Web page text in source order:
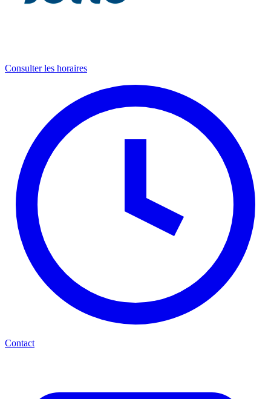
Consulter les horaires
Contact